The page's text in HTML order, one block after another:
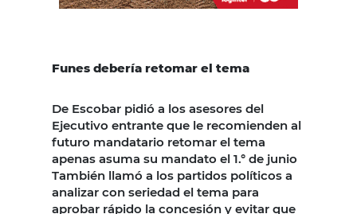
Funes debería retomar el tema
De Escobar pidió a los asesores del
Ejecutivo entrante que le recomienden al
futuro mandatario retomar el tema
apenas asuma su mandato el 1.° de junio
También llamó a los partidos políticos a
analizar con seriedad el tema para
aprobar rápido la concesión y evitar que